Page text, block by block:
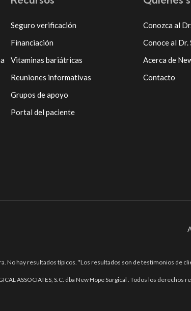
Seguro verificación
Financiación
Vitaminas bariátricas
Reuniones informativas
Grupos de apoyo
Portal del paciente
Conozca al
Conoce al Dr.
Acerca de
Contacto
No hay resultados típicos. *Los resultados son de testimonios de
ASSOCIATES, S.C. dba New Hope Surgical . Todos los derechos